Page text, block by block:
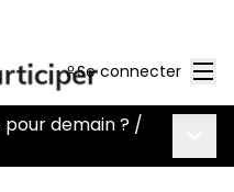
Se connecter
demain ? /